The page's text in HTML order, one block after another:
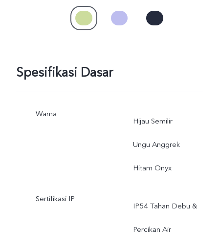
Spesifikasi Dasar
Warna
Hijau Semilir
Ungu Anggrek
Hitam Onyx
Sertifikasi IP
IP54 Tahan Debu &
Percikan Air